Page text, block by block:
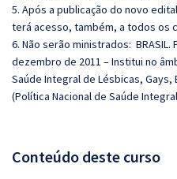
5. Após a publicação do novo
terá acesso, também, a todos os
6. Não serão ministrados: BRASIL.
dezembro de 2011 – Institui no
Saúde Integral de Lésbicas, Gays,
(Política Nacional de Saúde Integral
Conteúdo deste curso